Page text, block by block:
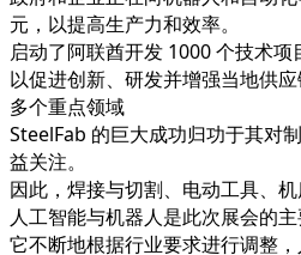
元，以提高生产力和效率。
启动了阿联酋开发 1000 个技术项
以促进创新、研发并增强当地供应
多个重点领域
SteelFab 的巨大成功归功于其对
益关注。
因此，焊接与切割、电动工具、
人工智能与机器人是此次展会的主
它不断地根据行业要求进行调整